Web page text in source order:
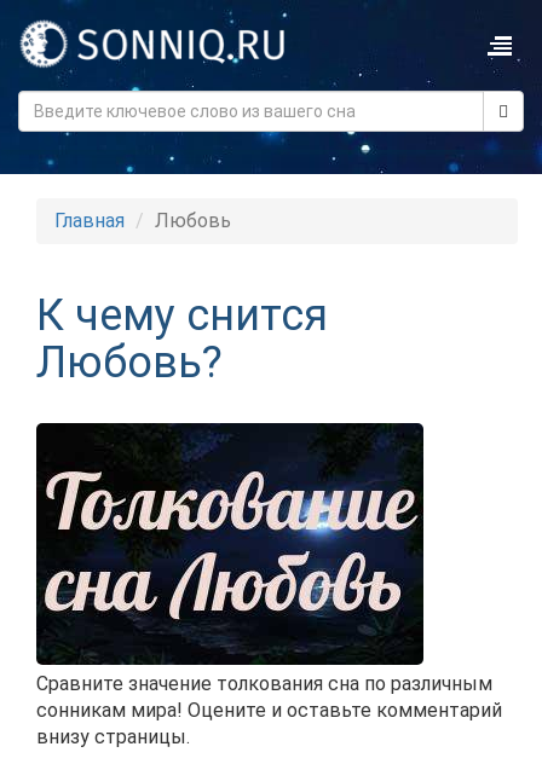
Главная Любовь
К чему снится
Любовь?
Сравните значение толкования сна по различным
сонникам мира! Оцените и оставьте комментарий
внизу страницы.